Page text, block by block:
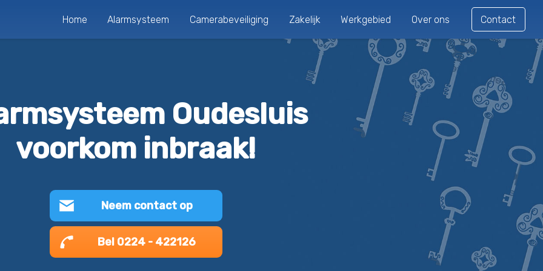
Home Alarmsysteem Camerabeveiliging Zakelijk Werkgebied Over ons Contact
Oudesluis
voorkom inbraak!
Neem contact op
Bel 0224 - 422126